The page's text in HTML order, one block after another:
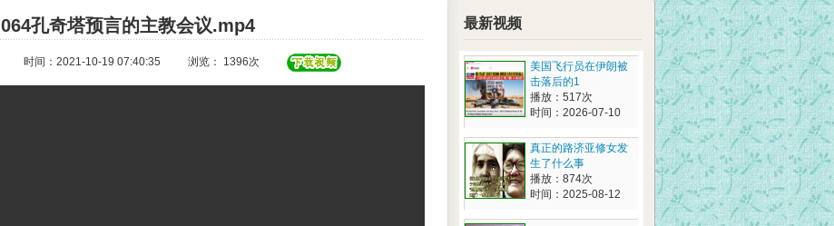
064孔奇塔预言的主教会议.mp4
时间：2021-10-19 07:40:35 浏览： 1396次
最新视频
美国飞行员在伊朗被
击落后的1
播放：517次
时间：2026-07-10
真正的路济亚修女发
生了什么事
播放：874次
时间：2025-08-12